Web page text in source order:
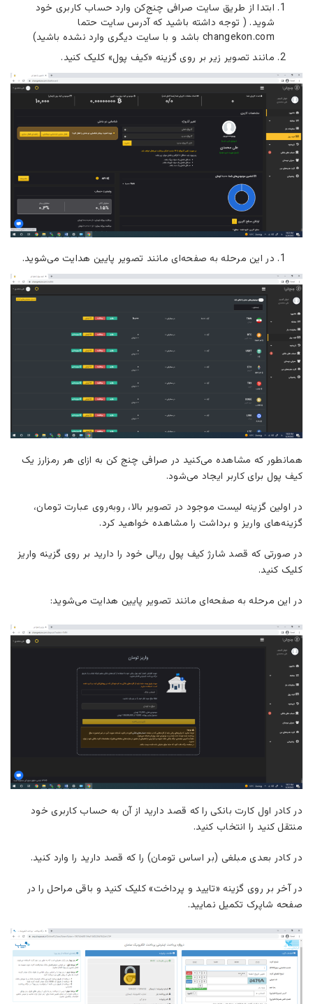
ابتدا از طریق سایت صرافی چنج‌کن وارد حساب کاربری خود
شوید. ( توجه داشته باشید که آدرس سایت حتما
changekon.com باشد و با سایت دیگری وارد نشده باشید)
مانند تصویر زیر بر روی گزینه «کیف پول» کلیک کنید.
در این مرحله به صفحه‌ای مانند تصویر پایین هدایت می‌شوید.
همانطور که مشاهده می‌کنید در صرافی چنج کن به ازای هر رمزارز یک
کیف پول برای کاربر ایجاد می‌شود.
در اولین گزینه لیست موجود در تصویر بالا، روبه‌روی عبارت تومان،
گزینه‌های واریز و برداشت را مشاهده خواهید کرد.
در صورتی که قصد شارژ کیف پول ریالی خود را دارید بر روی گزینه واریز
کلیک کنید.
در این مرحله به صفحه‌ای مانند تصویر پایین هدایت می‌شوید:
در کادر اول کارت‌ بانکی را که قصد دارید از آن به حساب کاربری خود
منتقل کنید را انتخاب کنید.
در کادر بعدی مبلغی (بر اساس تومان) را که قصد دارید را وارد کنید.
در آخر بر روی گزینه «تایید و پرداخت» کلیک کنید و باقی مراحل را در
صفحه شاپرک تکمیل نمایید.